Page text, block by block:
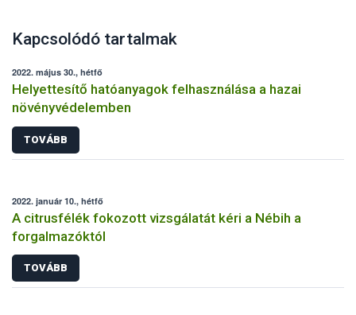
Kapcsolódó tartalmak
2022. május 30., hétfő
Helyettesítő hatóanyagok felhasználása a hazai
növényvédelemben
TOVÁBB
2022. január 10., hétfő
A citrusfélék fokozott vizsgálatát kéri a Nébih a
forgalmazóktól
TOVÁBB